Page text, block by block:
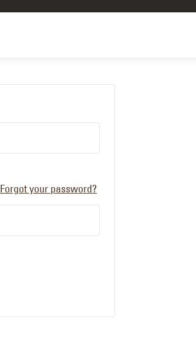
Forgot your password?